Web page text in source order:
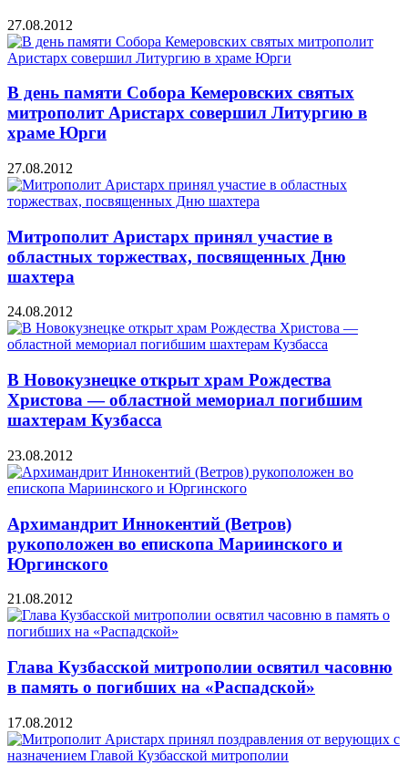
27.08.2012
В день памяти Собора Кемеровских святых
митрополит Аристарх совершил Литургию в
храме Юрги
27.08.2012
Митрополит Аристарх принял участие в
областных торжествах, посвященных Дню
шахтера
24.08.2012
В Новокузнецке открыт храм Рождества
Христова — областной мемориал погибшим
шахтерам Кузбасса
23.08.2012
Архимандрит Иннокентий (Ветров)
рукоположен во епископа Мариинского и
Юргинского
21.08.2012
Глава Кузбасской митрополии освятил часовню
в память о погибших на «Распадской»
17.08.2012